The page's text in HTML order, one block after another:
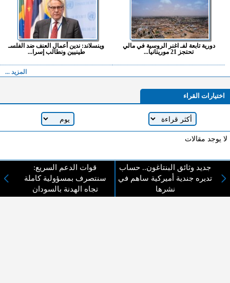
دورية تابعة لفـ اغنر الروسية في مالي
تحتجز 21 موريتانيا...
وينسلاند: ندين أعمال العنف ضد الفلسـ
طينيين ونطالب إسرا...
المزيد ...
اختيارات القراء
لا يوجد مقالات
جديد وثائق البنتاغون.. حساب
تديره جندية أميركية ساهم في
نشرها
قوات الدعم السريع:
سنتصرف بمسؤولية كاملة
تجاه الهدنة بالسودان
لا مانع من الإقتباس وإعادة النشر شريط ذكر المصدر ( المدينة نيوز ) - الآراء والتعليقات
المنشورة تعبر عن رأي أصحابها فقط